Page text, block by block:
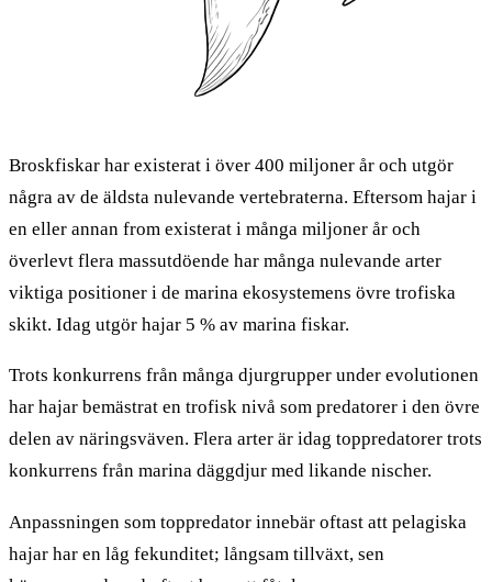
Broskfiskar har existerat i över 400 miljoner år och utgör
några av de äldsta nulevande vertebraterna. Eftersom hajar i
en eller annan from existerat i många miljoner år och
överlevt flera massutdöende har många nulevande arter
viktiga positioner i de marina ekosystemens övre trofiska
skikt. Idag utgör hajar 5 % av marina fiskar.
Trots konkurrens från många djurgrupper under evolutionen
har hajar bemästrat en trofisk nivå som predatorer i den övre
delen av näringsväven. Flera arter är idag toppredatorer trots
konkurrens från marina däggdjur med likande nischer.
Anpassningen som toppredator innebär oftast att pelagiska
hajar har en låg fekunditet; långsam tillväxt, sen